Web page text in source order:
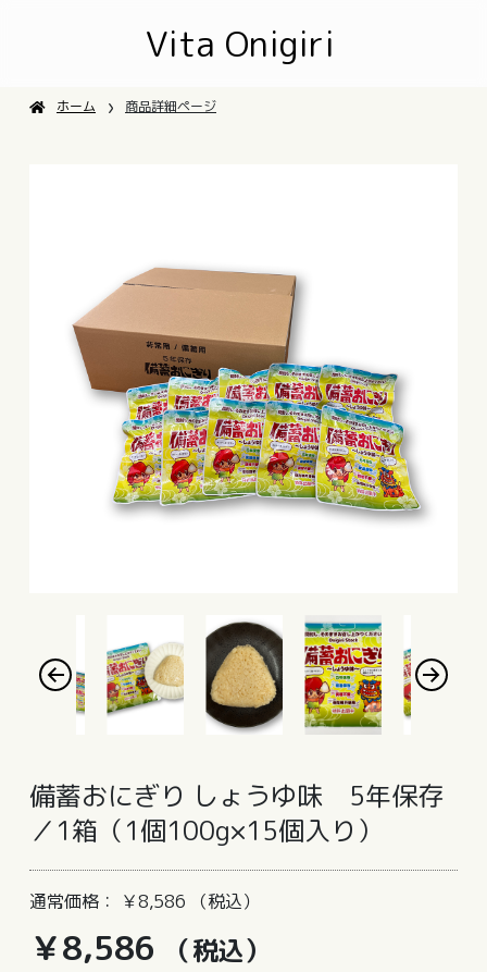
Vita Onigiri
ホーム › 商品詳細ページ
備蓄おにぎり しょうゆ味 5年保存
／1箱（1個100g×15個入り）
通常価格： ￥8,586 （税込）
￥8,586 （税込）